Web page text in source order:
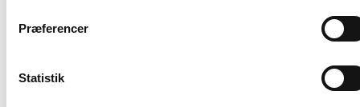
Præferencer
Statistik